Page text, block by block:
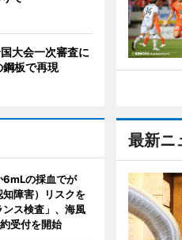
最新ニ
大会一次審査に
板で再現
6mLの採血でが
障害）リスクを
ス検査」、海風
受付を開始